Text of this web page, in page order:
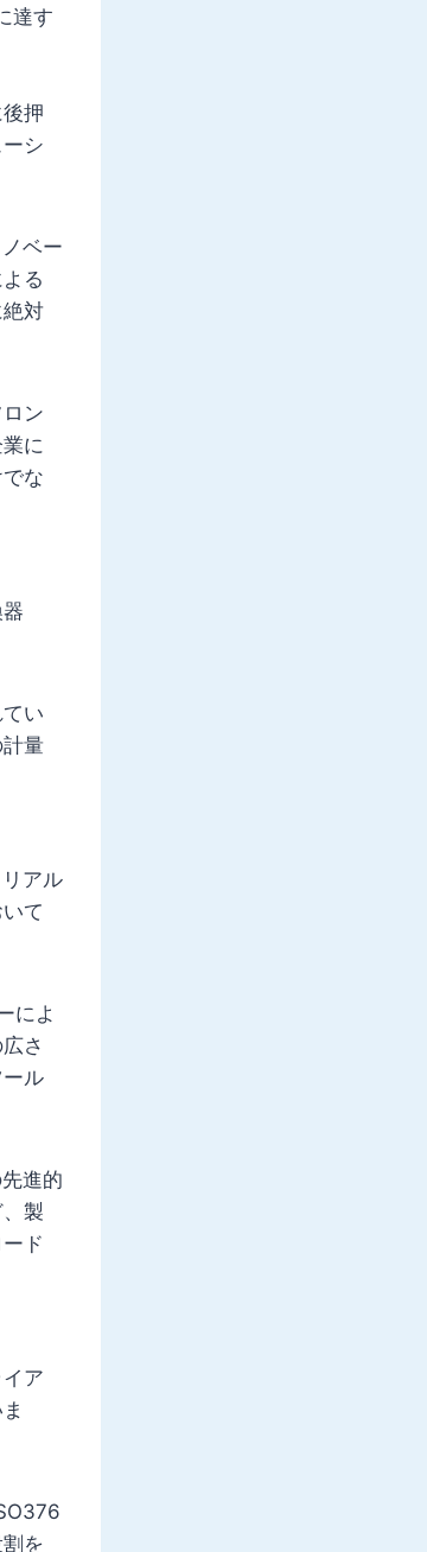
達す
押
シ
ベー
る
対
ン
に
な
い
量
アル
て
によ
さ
ル
進的
製
ド
ア
を